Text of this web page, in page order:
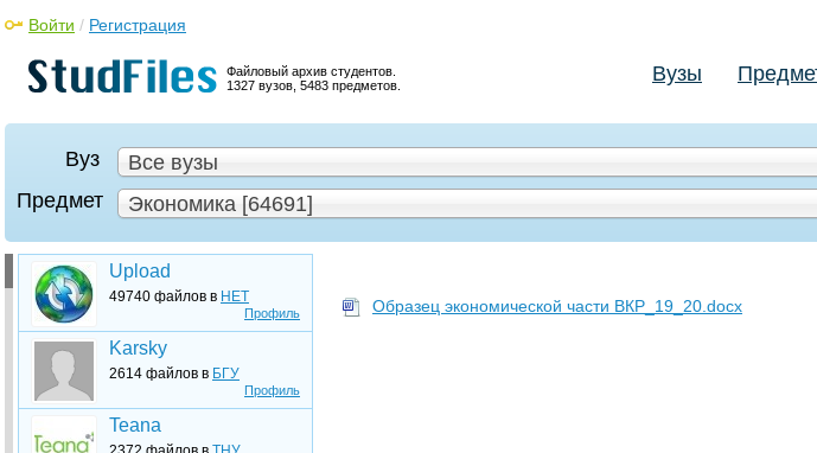
Файловый архив студентов.
1327 вузов, 5483 предметов.
Войти / Регистрация
Вузы
Вуз
Все вузы
Предмет
Экономика [64691]
Профиль
Upload
49740 файлов в НЕТ
Профиль
Karsky
2614 файлов в БГУ
Teana
Образец экономической части ВКР_19_20.docx